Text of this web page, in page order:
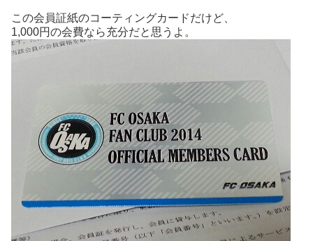
この会員証紙のコーティングカードだけど、
1,000円の会費なら充分だと思うよ。